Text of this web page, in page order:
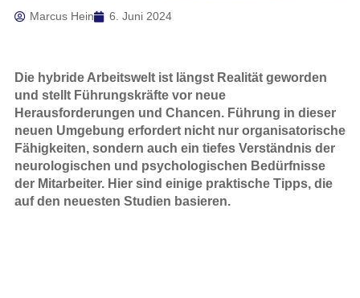
Marcus Hein 6. Juni 2024
Die hybride Arbeitswelt ist längst Realität geworden
und stellt Führungskräfte vor neue
Herausforderungen und Chancen. Führung in dieser
neuen Umgebung erfordert nicht nur organisatorische
Fähigkeiten, sondern auch ein tiefes Verständnis der
neurologischen und psychologischen Bedürfnisse
der Mitarbeiter. Hier sind einige praktische Tipps, die
auf den neuesten Studien basieren.